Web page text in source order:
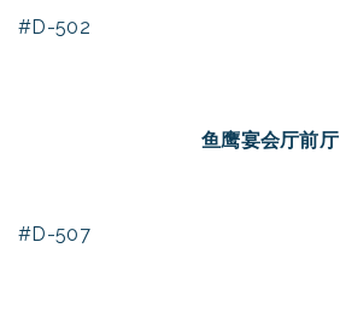
#D-502
鱼鹰宴会厅前厅
#D-507